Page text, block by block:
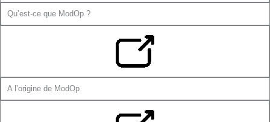
Qu’est-ce que ModOp ?
A l’origine de ModOp